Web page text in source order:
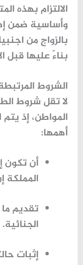
الالتزام بهذه
وأساسية ضمن
بالزواج من
بناءً عليها قبل
الشروط
لا تقل شروط
المواطن، إذ
أهمها:
أن تكون
المملكة
تقديم
الجنائية.
إثبات